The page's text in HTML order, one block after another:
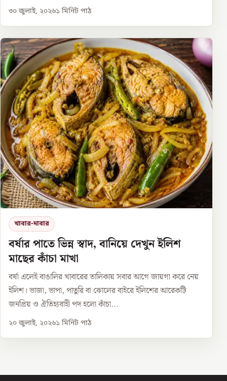
৩০ জুলাই, ২০২৬১ মিনিট পাঠ
খাবার-দাবার
বর্ষার পাতে ভিন্ন স্বাদ, বানিয়ে দেখুন ইলিশ
মাছের কাঁচা মাখা
বর্ষা এলেই বাঙালির খাবারের তালিকায় সবার আগে জায়গা করে নেয়
ইলিশ। ভাজা, ভাপা, পাতুরি বা ঝোলের বাইরে ইলিশের আরেকটি
জনপ্রিয় ও ঐতিহ্যবাহী পদ হলো কাঁচা...
২০ জুলাই, ২০২৬১ মিনিট পাঠ